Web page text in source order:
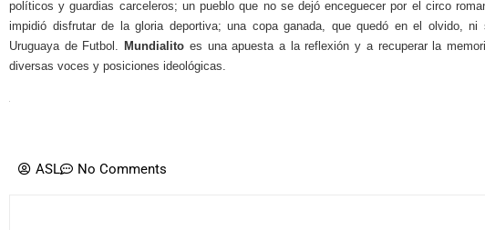
políticos y guardias carceleros; un pueblo que no se dejó enceguecer por el circo
impidió disfrutar de la gloria deportiva; una copa ganada, que quedó en el olvido,
Uruguaya de Futbol. Mundialito es una apuesta a la reflexión y a recuperar la
diversas voces y posiciones ideológicas.
ASL No Comments